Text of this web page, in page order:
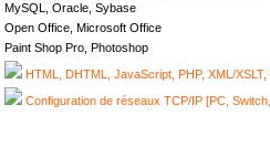
MySQL, Oracle, Sybase
Open Office, Microsoft Office
Paint Shop Pro, Photoshop
HTML, DHTML, JavaScript, PHP, XML/XSLT,
Configuration de réseaux TCP/IP [PC,